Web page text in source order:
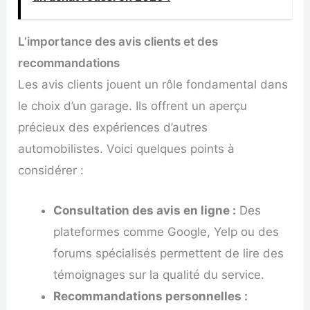
L’importance des avis clients et des
recommandations
Les avis clients jouent un rôle fondamental dans
le choix d’un garage. Ils offrent un aperçu
précieux des expériences d’autres
automobilistes. Voici quelques points à
considérer :
Consultation des avis en ligne : Des
plateformes comme Google, Yelp ou des
forums spécialisés permettent de lire des
témoignages sur la qualité du service.
Recommandations personnelles :